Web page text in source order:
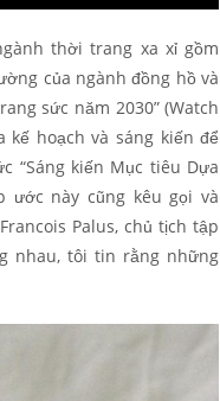
thời trang xa xỉ gồm
của ngành đồng hồ và
sức năm 2030” (Watch
kế hoạch và sáng kiến để
“Sáng kiến Mục tiêu Dựa
ước này cũng kêu gọi và
Palus, chủ tịch tập
nhau, tôi tin rằng những